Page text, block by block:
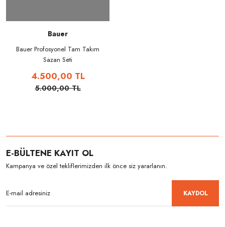
Bauer
Bauer Profosyonel Tam Takım
Sazan Seti
4.500,00 TL
5.000,00 TL
E-BÜLTENE KAYIT OL
Kampanya ve özel tekliflerimizden ilk önce siz yararlanın.
KAYDOL